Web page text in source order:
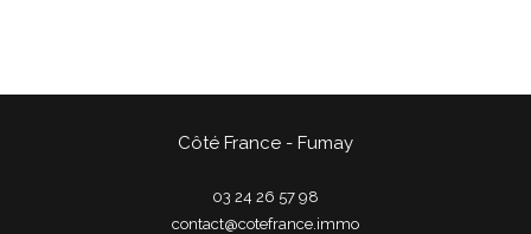
Côté France - Fumay
03 24 26 57 98
contact@cotefrance.immo